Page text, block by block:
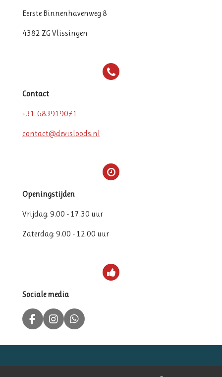
Eerste Binnenhavenweg 8
4382 ZG Vlissingen
Contact
+31-683919071
contact@devisloods.nl
Openingstijden
Vrijdag: 9.00 - 17.30 uur
Zaterdag: 9.00 - 12.00 uur
Sociale media
F
a
I
n
W
h